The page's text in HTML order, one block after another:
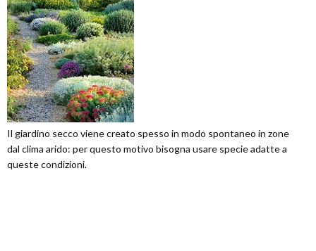
Il giardino secco viene creato spesso in modo spontaneo in zone
dal clima arido: per questo motivo bisogna usare specie adatte a
queste condizioni.